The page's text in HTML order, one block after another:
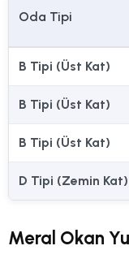
Oda Tipi
B Tipi (Üst Kat)
B Tipi (Üst Kat)
B Tipi (Üst Kat)
D Tipi (Zemin Kat)
Meral Okan